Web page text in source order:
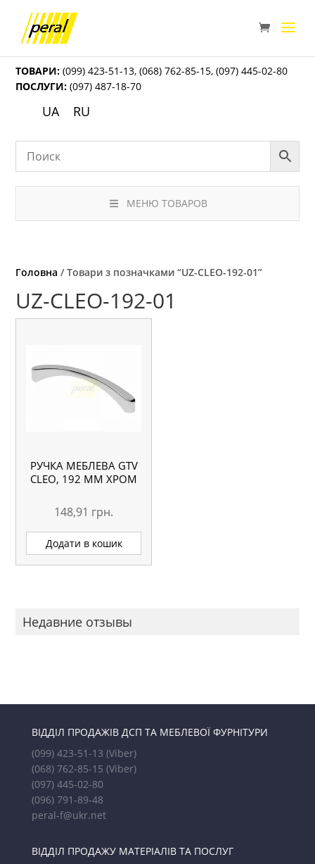
ТОВАРИ: (099) 423-51-13,(068) 762-85-15,(097) 445-02-80
ПОСЛУГИ: (097) 487-18-70
UA RU
МЕНЮ ТОВАРОВ
Головна / Товари з позначками “UZ-CLEO-192-01”
UZ-CLEO-192-01
РУЧКА МЕБЛЕВА GTV
CLEO, 192 ММ ХРОМ
148,91 грн.
Додати в кошик
Недавние отзывы
ВІДДІЛ ПРОДАЖІВ ДСП ТА МЕБЛЕВОЇ ФУРНІТУРИ
(099) 423-51-13 (Viber)
(068) 762-85-15 (Viber)
(097) 445-02-80
(096) 791-89-48
peral-f@ukr.net
ВІДДІЛ ПРОДАЖУ МАТЕРІАЛІВ ТА ПОСЛУГ